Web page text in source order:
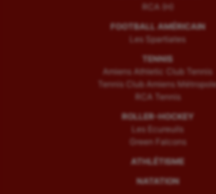
RCA (H)
FOOTBALL AMÉRICAIN
Les Spartiates
TENNIS
Amiens Athletic Club Tennis
Tennis Club Amiens Métropole
RCA Tennis
ROLLER-HOCKEY
Les Ecureuils
Green Falcons
ATHLÉTISME
NATATION